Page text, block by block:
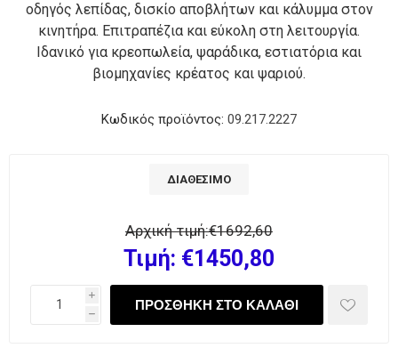
οδηγός λεπίδας, δισκίο αποβλήτων και κάλυμμα στον
κινητήρα. Επιτραπέζια και εύκολη στη λειτουργία.
Ιδανικό για κρεοπωλεία, ψαράδικα, εστιατόρια και
βιομηχανίες κρέατος και ψαριού.
Κωδικός προϊόντος: 09.217.2227
ΔΙΑΘΈΣΙΜΟ
Αρχική τιμή:€1692,60
Τιμή: €1450,80
i
h